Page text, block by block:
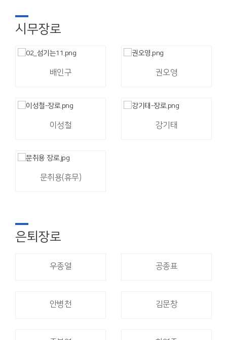
시무장로
배인구 권오영
이성철 강기태
문취용(휴무)
은퇴장로
우종열 공종표
안병천 김문창